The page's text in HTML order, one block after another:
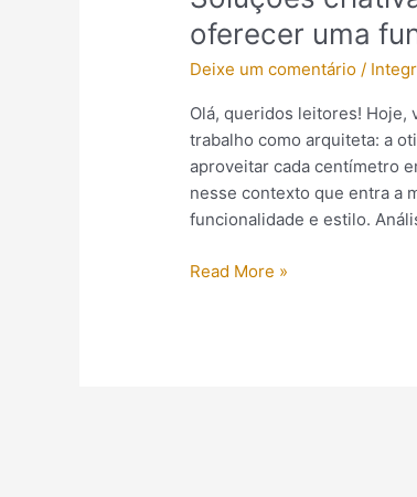
oferecer uma
Deixe um comentário /
Olá, queridos leitores! Hoje,
trabalho como arquiteta: a
aproveitar cada centímetro
nesse contexto que entra a
funcionalidade e estilo.
criativas
para
otimizar
espaço
e
oferecer
uma
funcionalidade
Read More »